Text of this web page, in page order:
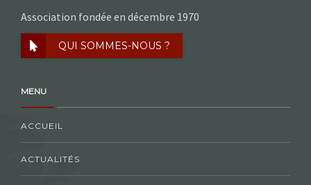
Association fondée en décembre 1970
QUI SOMMES-NOUS ?
MENU
ACCUEIL
ACTUALITÉS